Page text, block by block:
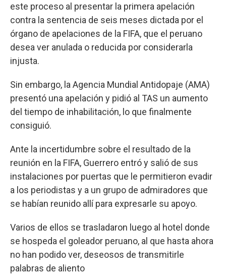
este proceso al presentar la primera apelación
contra la sentencia de seis meses dictada por el
órgano de apelaciones de la FIFA, que el peruano
desea ver anulada o reducida por considerarla
injusta.
Sin embargo, la Agencia Mundial Antidopaje (AMA)
presentó una apelación y pidió al TAS un aumento
del tiempo de inhabilitación, lo que finalmente
consiguió.
Ante la incertidumbre sobre el resultado de la
reunión en la FIFA, Guerrero entró y salió de sus
instalaciones por puertas que le permitieron evadir
a los periodistas y a un grupo de admiradores que
se habían reunido allí para expresarle su apoyo.
Varios de ellos se trasladaron luego al hotel donde
se hospeda el goleador peruano, al que hasta ahora
no han podido ver, deseosos de transmitirle
palabras de aliento